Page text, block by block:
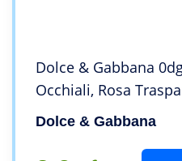
Dolce & Gabbana
Occhiali, Rosa
Dolce & Gabbana